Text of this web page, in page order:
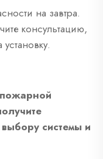
на завтра.
консультацию,
системы и